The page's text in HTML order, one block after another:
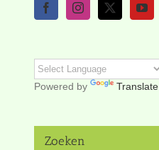
Powered by Translate
Zoeken